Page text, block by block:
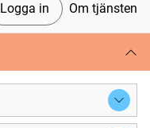
Logga in Om tjänsten